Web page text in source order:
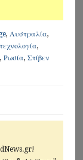
,Αυστραλία,
,
,Ρωσία,Στίβεν